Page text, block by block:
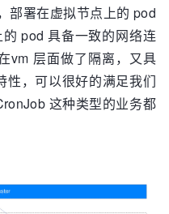
部署在虚拟节点上的 pod
pod 具备一致的网络连
vm 层面做了隔离，又具
性，可以很好的满足我们
这种类型的业务都